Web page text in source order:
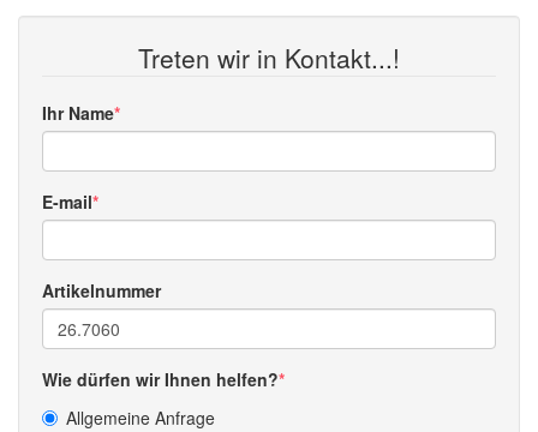
Treten wir in Kontakt...!
Ihr Name
E-mail
Artikelnummer
Wie dürfen wir Ihnen helfen?
Allgemeine Anfrage